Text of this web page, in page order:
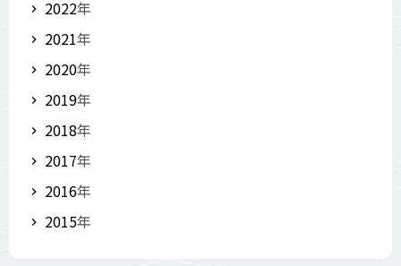
2022年
2021年
2020年
2019年
2018年
2017年
2016年
2015年